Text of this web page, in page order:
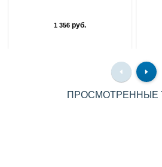
1 356 руб.
ПРОСМОТРЕННЫЕ